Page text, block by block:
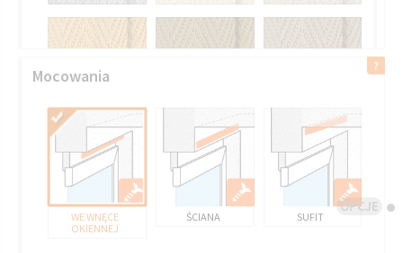
OPCJE
Mocowania
WE WNĘCE
OKIENNEJ
ŚCIANA SUFIT